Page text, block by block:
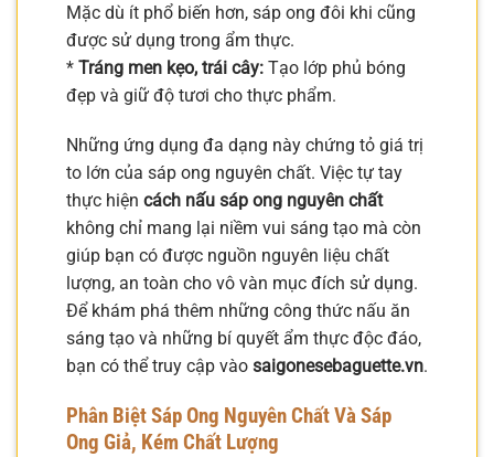
Mặc dù ít phổ biến hơn, sáp ong đôi khi cũng
được sử dụng trong ẩm thực.
* Tráng men kẹo, trái cây: Tạo lớp phủ bóng
đẹp và giữ độ tươi cho thực phẩm.
Những ứng dụng đa dạng này chứng tỏ giá trị
to lớn của sáp ong nguyên chất. Việc tự tay
thực hiện cách nấu sáp ong nguyên chất
không chỉ mang lại niềm vui sáng tạo mà còn
giúp bạn có được nguồn nguyên liệu chất
lượng, an toàn cho vô vàn mục đích sử dụng.
Để khám phá thêm những công thức nấu ăn
sáng tạo và những bí quyết ẩm thực độc đáo,
bạn có thể truy cập vào saigonesebaguette.vn.
Phân Biệt Sáp Ong Nguyên Chất Và Sáp
Ong Giả, Kém Chất Lượng